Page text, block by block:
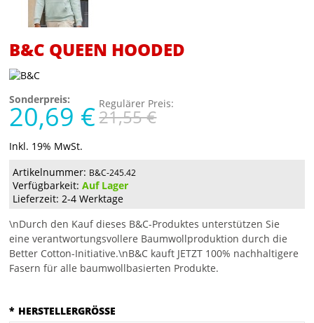
B&C QUEEN HOODED
Sonderpreis:
20,69 € Regulärer Preis:
21,55 €
Inkl. 19% MwSt.
Artikelnummer: B&C-245.42
Verfügbarkeit:Auf Lager
Lieferzeit: 2-4 Werktage
\nDurch den Kauf dieses B&C-Produktes unterstützen Sie
eine verantwortungsvollere Baumwollproduktion durch die
Better Cotton-Initiative.\nB&C kauft JETZT 100% nachhaltigere
Fasern für alle baumwollbasierten Produkte.
* HERSTELLERGRÖSSE